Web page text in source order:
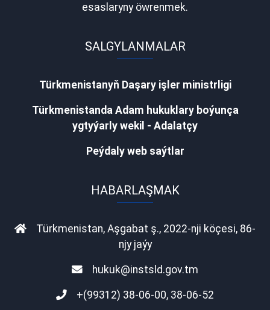
esaslaryny öwrenmek.
SALGYLANMALAR
Türkmenistanyň Daşary işler ministrligi
Türkmenistanda Adam hukuklary boýunça
ygtyýarly wekil - Adalatçy
Peýdaly web saýtlar
HABARLAŞMAK
Türkmenistan, Aşgabat ş., 2022-nji köçesi, 86-
njy jaýy
hukuk@instsld.gov.tm
+(99312) 38-06-00, 38-06-52